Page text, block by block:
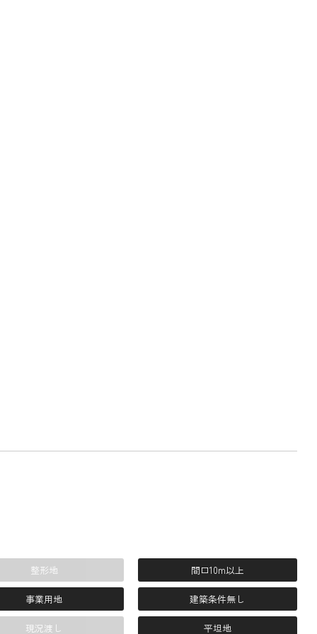
整形地 間口10m以上
事業用地 建築条件無し
現況渡し 平坦地